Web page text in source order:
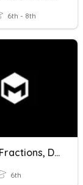
6th - 8th
Convert Fractions, Decimals, And Percents
6th